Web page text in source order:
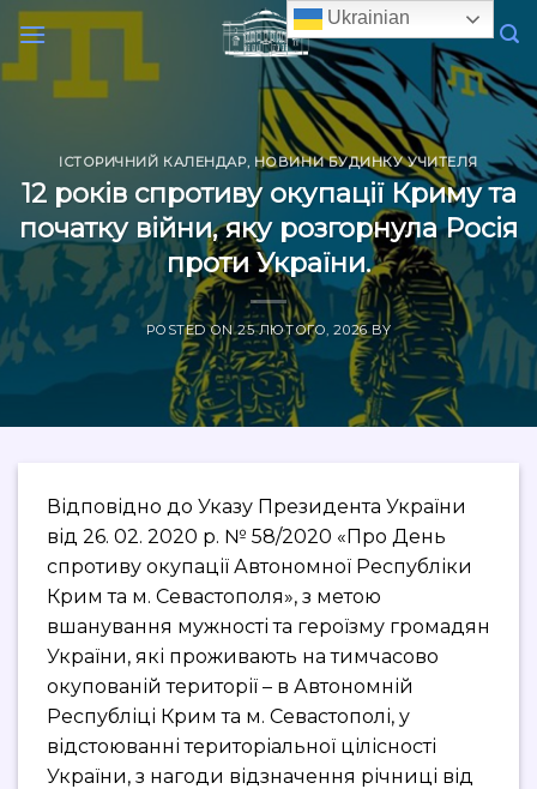
Skip
content
ІСТОРИЧНИЙ КАЛЕНДАР, НОВИНИ БУДИНКУ УЧИТЕЛЯ
12 років спротиву окупації Криму та
початку війни, яку розгорнула Росія
проти України.
POSTED ON25 ЛЮТОГО, 2026BY
Відповідно до Указу Президента України
від 26. 02. 2020 р. № 58/2020 «Про День
спротиву окупації Автономної Республіки
Крим та м. Севастополя», з метою
вшанування мужності та героїзму громадян
України, які проживають на тимчасово
окупованій території – в Автономній
Республіці Крим та м. Севастополі, у
відстоюванні територіальної цілісності
України, з нагоди відзначення річниці від
Ukrainian